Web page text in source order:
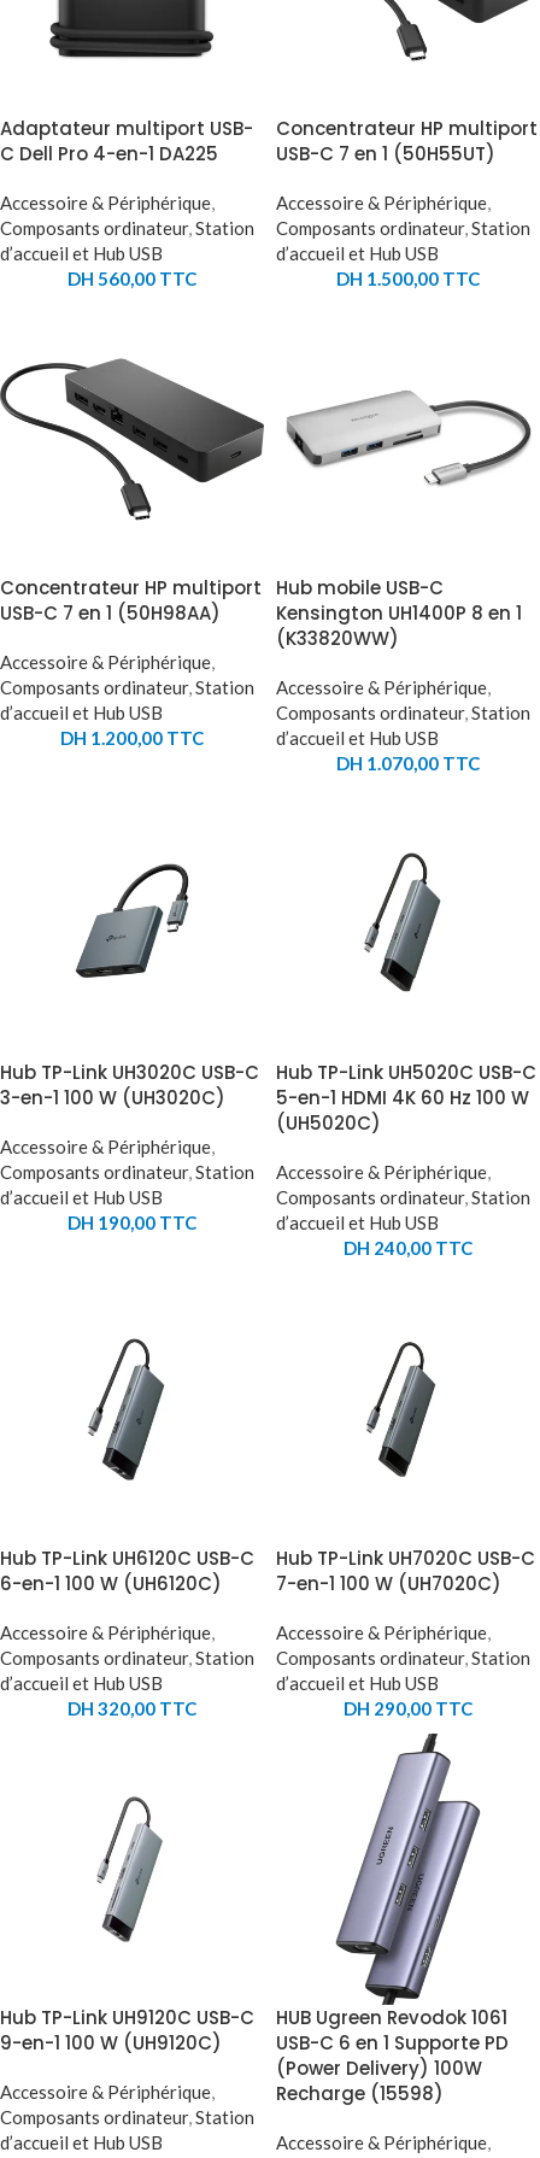
Adaptateur multiport USB-
C Dell Pro 4-en-1 DA225
Accessoire & Périphérique,
Composants ordinateur,Station
d’accueil et Hub USB
DH 560,00 TTC
Concentrateur HP multiport
USB-C 7 en 1 (50H55UT)
Accessoire & Périphérique,
Composants ordinateur,Station
d’accueil et Hub USB
DH 1.500,00 TTC
Concentrateur HP multiport
USB-C 7 en 1 (50H98AA)
Accessoire & Périphérique,
Composants ordinateur,Station
d’accueil et Hub USB
DH 1.200,00 TTC
Hub mobile USB-C
Kensington UH1400P 8 en 1
(K33820WW)
Accessoire & Périphérique,
Composants ordinateur,Station
d’accueil et Hub USB
DH 1.070,00 TTC
Hub TP-Link UH3020C USB-C
3-en-1 100 W (UH3020C)
Accessoire & Périphérique,
Composants ordinateur,Station
d’accueil et Hub USB
DH 190,00 TTC
Hub TP-Link UH5020C USB-C
5-en-1 HDMI 4K 60 Hz 100 W
(UH5020C)
Accessoire & Périphérique,
Composants ordinateur,Station
d’accueil et Hub USB
DH 240,00 TTC
Hub TP-Link UH6120C USB-C
6-en-1 100 W (UH6120C)
Accessoire & Périphérique
Composants ordinateur, Station
d’accueil et Hub USB
DH 320,00 TTC
Hub TP-Link UH7020C USB-C
7-en-1 100 W (UH7020C)
Accessoire & Périphérique
Composants ordinateur, Station
d’accueil et Hub USB
DH 290,00 TTC
Hub TP-Link UH9120C USB-C
9-en-1 100 W (UH9120C)
Accessoire & Périphérique,
Composants ordinateur,Station
d’accueil et Hub USB
HUB Ugreen Revodok 1061
USB-C 6 en 1 Supporte PD
(Power Delivery) 100W
Recharge (15598)
Accessoire & Périphérique,